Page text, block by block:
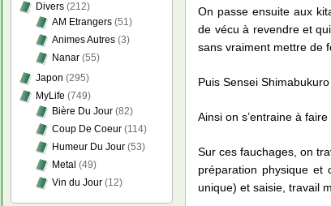
On passe ensuite aux
de vécu à revendre et
sans vraiment mettre de
Puis Sensei
Ainsi on s’entraine à
Sur ces fauchages, on
préparation physique et
unique) et saisie, travail
Divers (212)
AM Etrangers (51)
Animes Autres (3)
Nanar (55)
Japon (295)
MyLife (749)
Bière Du Jour (82)
Coup De Coeur (114)
Humeur Du Jour (53)
Metal (49)
Vin du Jour (12)